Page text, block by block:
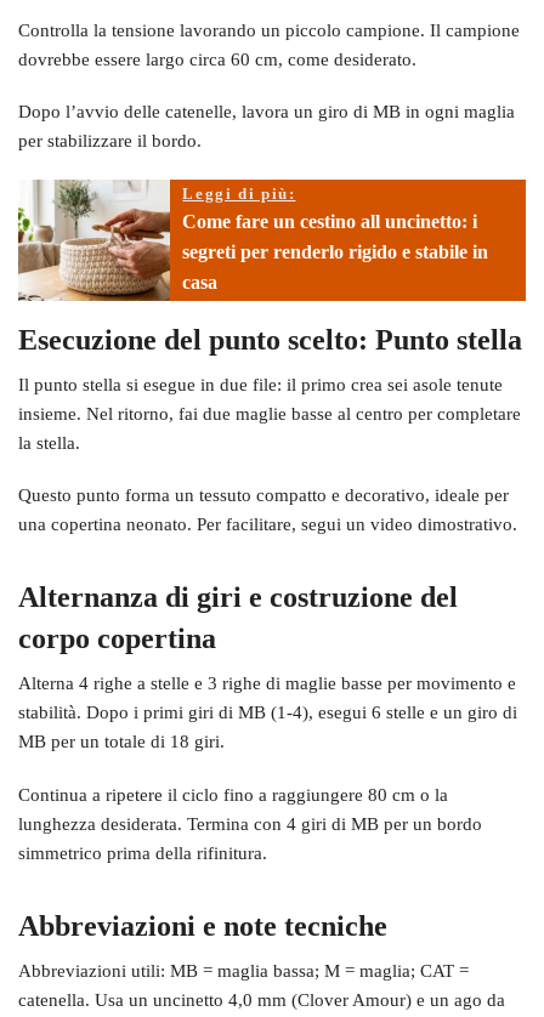
Controlla la tensione lavorando un piccolo campione. Il campione
dovrebbe essere largo circa 60 cm, come desiderato.
Dopo l’avvio delle catenelle, lavora un giro di MB in ogni maglia
per stabilizzare il bordo.
Leggi di più:
Come fare un cestino all uncinetto: i
segreti per renderlo rigido e stabile in
casa
Esecuzione del punto scelto: Punto stella
Il punto stella si esegue in due file: il primo crea sei asole tenute
insieme. Nel ritorno, fai due maglie basse al centro per completare
la stella.
Questo punto forma un tessuto compatto e decorativo, ideale per
una copertina neonato. Per facilitare, segui un video dimostrativo.
Alternanza di giri e costruzione del
corpo copertina
Alterna 4 righe a stelle e 3 righe di maglie basse per movimento e
stabilità. Dopo i primi giri di MB (1-4), esegui 6 stelle e un giro di
MB per un totale di 18 giri.
Continua a ripetere il ciclo fino a raggiungere 80 cm o la
lunghezza desiderata. Termina con 4 giri di MB per un bordo
simmetrico prima della rifinitura.
Abbreviazioni e note tecniche
Abbreviazioni utili: MB = maglia bassa; M = maglia; CAT =
catenella. Usa un uncinetto 4,0 mm (Clover Amour) e un ago da